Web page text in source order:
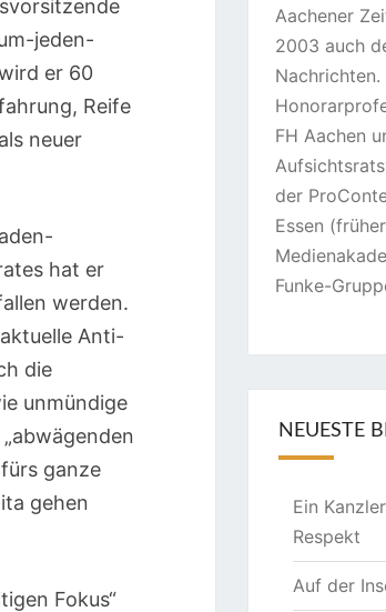
jeden-
er 60
Reife
neuer
hat er
werden.
Anti-
die
unmündige
ganze
gehen
Fokus“
Aachener
2003 auch
Nachrichten.
FH Aachen
der
Essen (früher
Funke-
NEUESTE
Ein
Respekt
Auf der